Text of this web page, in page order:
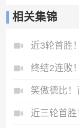
相关集锦